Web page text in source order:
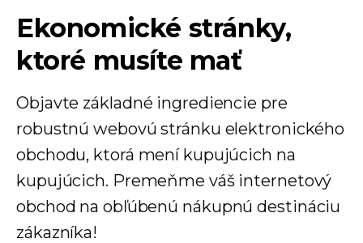
Ekonomické stránky,
ktoré musíte mať
Objavte základné ingrediencie pre
robustnú webovú stránku elektronického
obchodu, ktorá mení kupujúcich na
kupujúcich. Premeňme váš internetový
obchod na obľúbenú nákupnú destináciu
zákazníka!